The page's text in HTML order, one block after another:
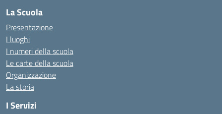
La Scuola
Presentazione
I luoghi
I numeri della scuola
Le carte della scuola
Organizzazione
La storia
I Servizi